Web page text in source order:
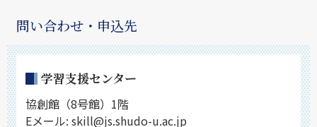
問い合わせ・申込先
学習支援センター
協創館（8号館）1階
Eメール: skill@js.shudo-u.ac.jp